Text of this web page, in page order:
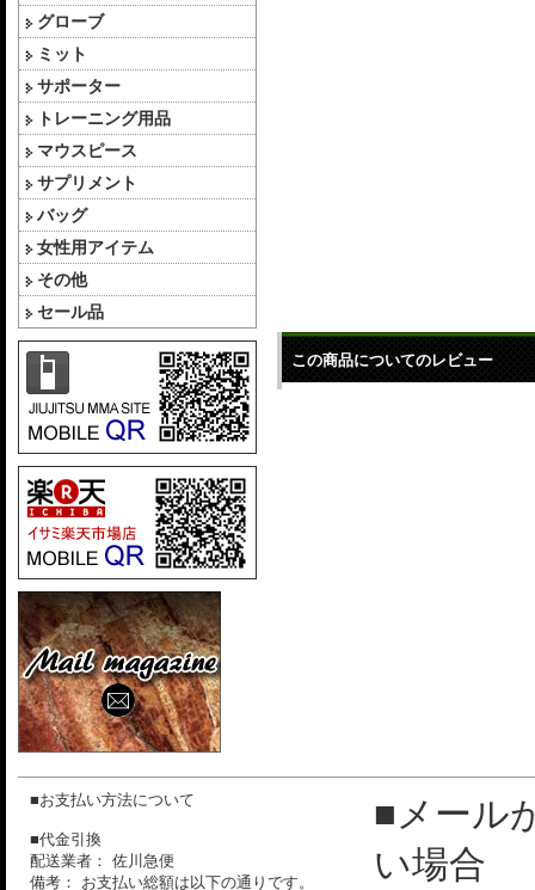
グローブ
ミット
サポーター
トレーニング用品
マウスピース
サプリメント
バッグ
女性用アイテム
その他
セール品
この商品についてのレビュー
■お支払い方法について
■代金引換
配送業者： 佐川急便
備考： お支払い総額は以下の通りです。
■メール
い場合